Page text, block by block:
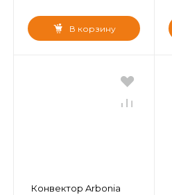
В корзину
Конвектор Arbonia